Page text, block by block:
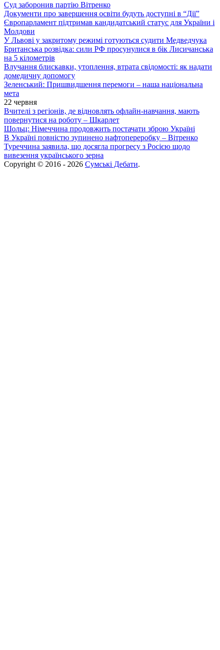
Суд заборонив партію Вітренко
Документи про завершення освіти будуть доступні в “Дії”
Європарламент підтримав кандидатський статус для України і
Молдови
У Львові у закритому режимі готуються судити Медведчука
Британська розвідка: сили РФ просунулися в бік Лисичанська
на 5 кілометрів
Влучання блискавки, утоплення, втрата свідомості: як надати
домедичну допомогу
Зеленський: Пришвидшення перемоги – наша національна
мета
22 червня
Вчителі з регіонів, де відновлять офлайн-навчання, мають
повернутися на роботу – Шкарлет
Шольц: Німеччина продовжить постачати зброю Україні
В Україні повністю зупинено нафтопереробку – Вітренко
Туреччина заявила, що досягла прогресу з Росією щодо
вивезення українського зерна
Copyright © 2016 - 2026 Сумські Дебати.